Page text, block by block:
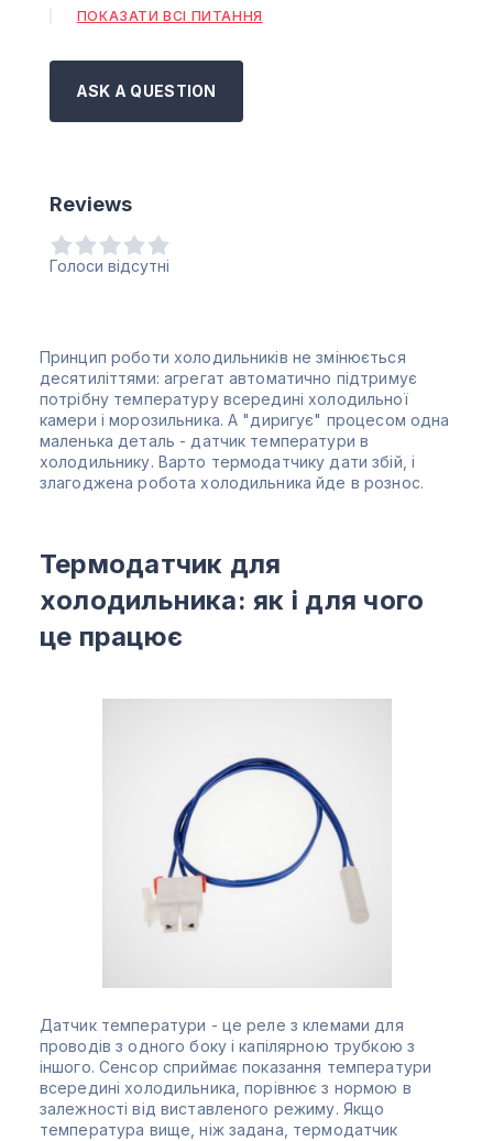
ПОКАЗАТИ ВСІ ПИТАННЯ
ASK A QUESTION
Reviews
Голоси відсутні
Принцип роботи холодильників не змінюється
десятиліттями: агрегат автоматично підтримує
потрібну температуру всередині холодильної
камери і морозильника. А "диригує" процесом одна
маленька деталь - датчик температури в
холодильнику. Варто термодатчику дати збій, і
злагоджена робота холодильника йде в рознос.
Термодатчик для
холодильника: як і для чого
це працює
Датчик температури - це реле з клемами для
проводів з одного боку і капілярною трубкою з
іншого. Сенсор сприймає показання температури
всередині холодильника, порівнює з нормою в
залежності від виставленого режиму. Якщо
температура вище, ніж задана, термодатчик